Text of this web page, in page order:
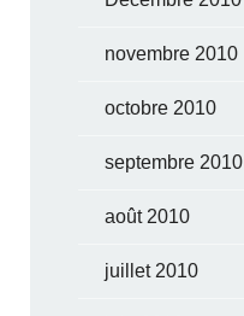
novembre 2010
octobre 2010
septembre 2010
août 2010
juillet 2010